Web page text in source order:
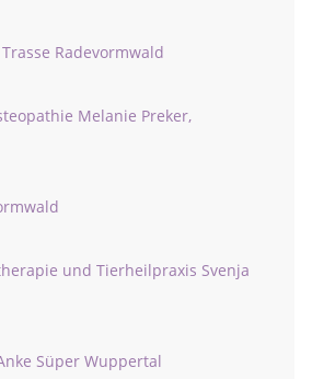
Radevormwald
Melanie Preker,
und Tierheilpraxis Svenja
Süper Wuppertal